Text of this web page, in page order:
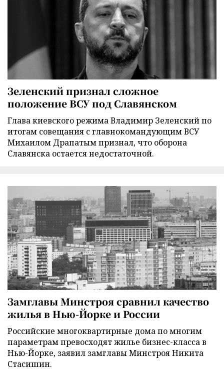
Зеленский признал сложное
положение ВСУ под Славянском
Глава киевского режима Владимир Зеленский по
итогам совещания с главнокомандующим ВСУ
Михаилом Драпатым признал, что оборона
Славянска остается недостаточной.
Замглавы Минстроя сравнил качество
жилья в Нью-Йорке и России
Российские многоквартирные дома по многим
параметрам превосходят жилье бизнес-класса в
Нью-Йорке, заявил замглавы Минстроя Никита
Стасишин.